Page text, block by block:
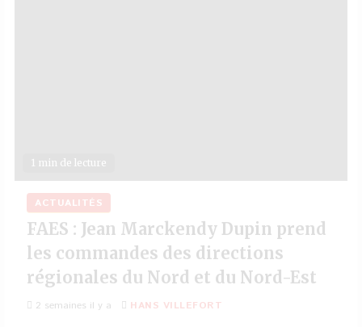
1 min de lecture
ACTUALITÉS
FAES : Jean Marckendy Dupin prend
les commandes des directions
régionales du Nord et du Nord-Est
2 semaines il y a HANS VILLEFORT